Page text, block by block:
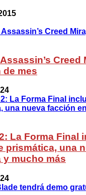
Creed
de mes
La Forma Final
prismática, una
y mucho más